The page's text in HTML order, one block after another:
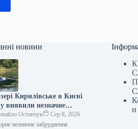
новини
Кирилівське в Києві
виявили незначне
після нападу
Остапчук
Сер 8, 2026
незначне забруднення
и